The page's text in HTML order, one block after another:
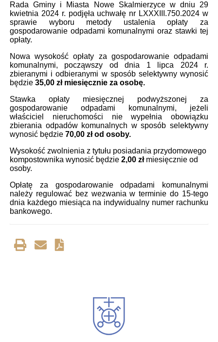
Rada Gminy i Miasta Nowe Skalmierzyce w dniu 29
kwietnia 2024 r. podjęła uchwałę nr LXXXIII.750.2024 w
sprawie wyboru metody ustalenia opłaty za
gospodarowanie odpadami komunalnymi oraz stawki tej
opłaty.
Nowa wysokość opłaty za gospodarowanie odpadami
komunalnymi, począwszy od dnia 1 lipca 2024 r.
zbieranymi i odbieranymi w sposób selektywny wynosić
będzie 35,00 zł miesięcznie za osobę.
Stawka opłaty miesięcznej podwyższonej za
gospodarowanie odpadami komunalnymi, jeżeli
właściciel nieruchomości nie wypełnia obowiązku
zbierania odpadów komunalnych w sposób selektywny
wynosić będzie 70,00 zł od osoby.
Wysokość zwolnienia z tytułu posiadania przydomowego
kompostownika wynosić będzie 2,00 złmiesięcznie od
osoby.
Opłatę za gospodarowanie odpadami komunalnymi
należy regulować bez wezwania w terminie do 15-tego
dnia każdego miesiąca na indywidualny numer rachunku
bankowego.